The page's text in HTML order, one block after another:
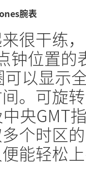
腕表
很干练
钟位置
以显示
。可旋
央GMT
个时区
能轻松